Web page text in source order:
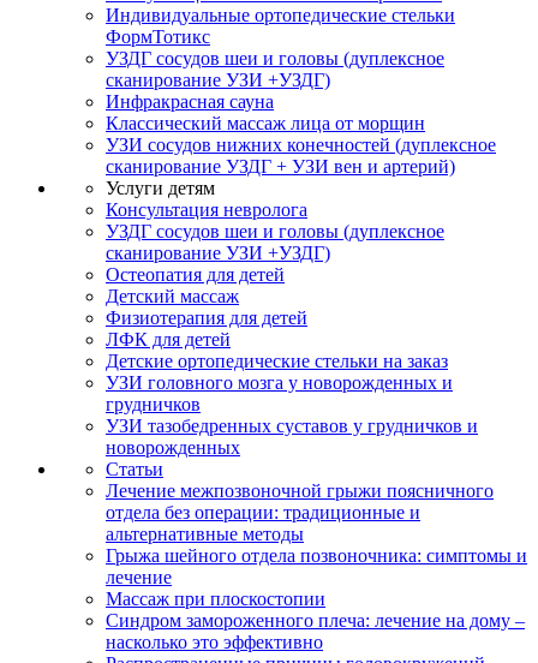
Индивидуальные ортопедические стельки
ФормТотикс
УЗДГ сосудов шеи и головы (дуплексное
сканирование УЗИ +УЗДГ)
Инфракрасная сауна
Классический массаж лица от морщин
УЗИ сосудов нижних конечностей (дуплексное
сканирование УЗДГ + УЗИ вен и артерий)
Услуги детям
Консультация невролога
УЗДГ сосудов шеи и головы (дуплексное
сканирование УЗИ +УЗДГ)
Остеопатия для детей
Детский массаж
Физиотерапия для детей
ЛФК для детей
Детские ортопедические стельки на заказ
УЗИ головного мозга у новорожденных и
грудничков
УЗИ тазобедренных суставов у грудничков и
новорожденных
Статьи
Лечение межпозвоночной грыжи поясничного
отдела без операции: традиционные и
альтернативные методы
Грыжа шейного отдела позвоночника: симптомы и
лечение
Массаж при плоскостопии
Синдром замороженного плеча: лечение на дому –
насколько это эффективно